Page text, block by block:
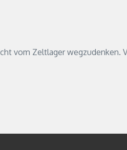
vom Zeltlager wegzudenken.